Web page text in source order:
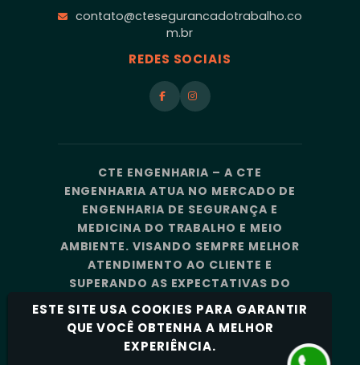
contato@ctesegurancadotrabalho.co
m.br
REDES SOCIAIS
CTE ENGENHARIA – A CTE
ENGENHARIA ATUA NO MERCADO DE
ENGENHARIA DE SEGURANÇA E
MEDICINA DO TRABALHO E MEIO
AMBIENTE. VISANDO SEMPRE MELHOR
ATENDIMENTO AO CLIENTE E
SUPERANDO AS EXPECTATIVAS DO
MERCADO, A CTE ENGENHARIA
CONTA COM UMA EQUIPE DE
PROFISSIONAIS ALTAMENTE
CAPACITADOS E ESPECIALIZADOS.
ESTE SITE USA COOKIES PARA GARANTIR
QUE VOCÊ OBTENHA A MELHOR
EXPERIÊNCIA.